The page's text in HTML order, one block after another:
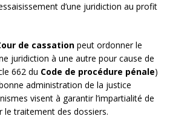
d’une juridiction au profit
de cassation peut ordonner le
juridiction à une autre pour cause de
662 du Code de procédure pénale)
administration de la justice
visent à garantir l’impartialité de
traitement des dossiers.